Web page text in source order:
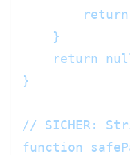
    }
return
}
// SICHER:
function